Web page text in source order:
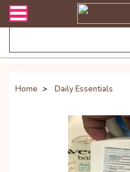
সংক্রান্ত যেকোনো
Home > Daily Essentials